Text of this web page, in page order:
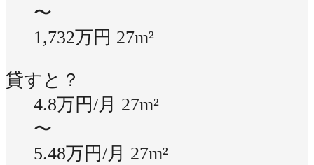
〜
1,732万円 27m²
貸すと？
4.8万円/月 27m²
〜
5.48万円/月 27m²